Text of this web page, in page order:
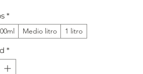
*
Medio litro 1 litro
*